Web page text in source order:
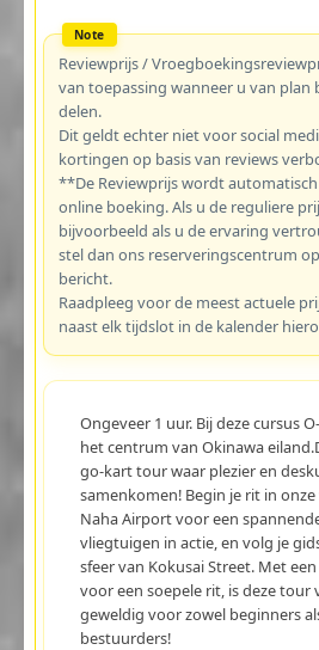
Reviewprijs /
van toepassing wanneer u van plan
delen.
Dit geldt echter niet voor social
kortingen op basis van reviews
**De Reviewprijs wordt
online boeking. Als u de reguliere
bijvoorbeeld als u de ervaring
stel dan ons reserveringscentrum
bericht.
Raadpleeg voor de meest actuele
naast elk tijdslot in de kalender
Ongeveer 1 uur. Bij deze cursus
het centrum van Okinawa
go-kart tour waar plezier en
samenkomen! Begin je rit in
Naha Airport voor een
vliegtuigen in actie, en volg je
sfeer van Kokusai Street. Met
voor een soepele rit, is deze tour
geweldig voor zowel beginners
bestuurders!